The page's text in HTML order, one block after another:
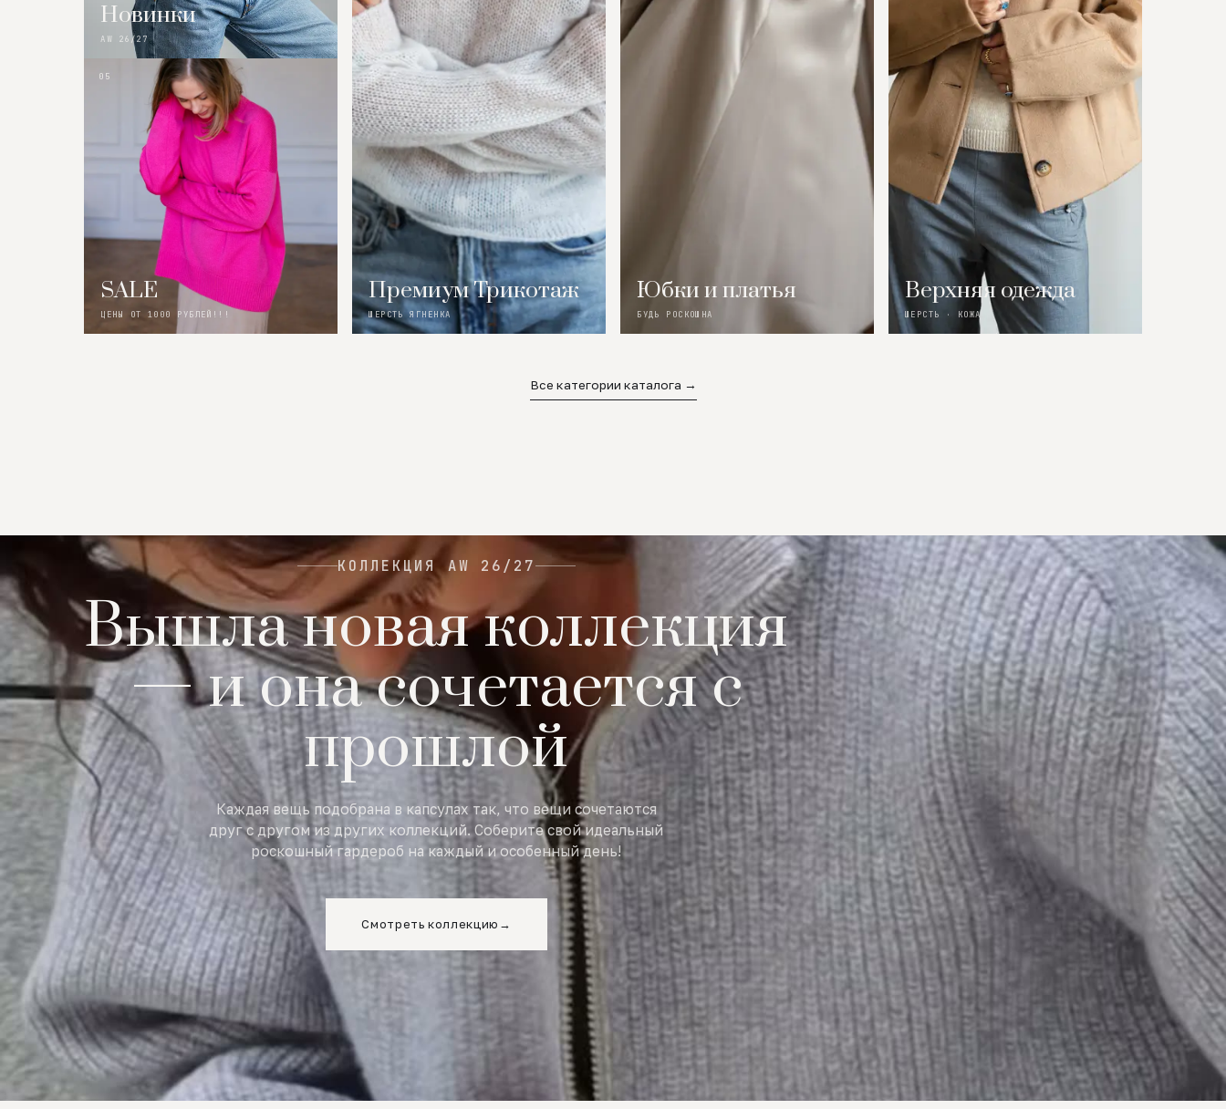
Новинки
AW 26/27
05
SALE
ЦЕНЫ ОТ 1000 РУБЛЕЙ!!!
Премиум Трикотаж
ШЕРСТЬ ЯГНЕНКА
Юбки и платья
БУДЬ РОСКОШНА
Верхняя одежда
ШЕРСТЬ · КОЖА
Все категории каталога →
КОЛЛЕКЦИЯ AW 26/27
Вышла новая коллекция
— и она сочетается с
прошлой
Каждая вещь подобрана в капсулах так, что вещи сочетаются
друг с другом из других коллекций. Соберите свой идеальный
роскошный гардероб на каждый и особенный день!
Смотреть коллекцию →